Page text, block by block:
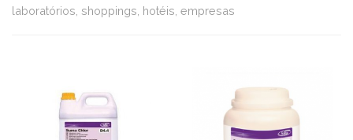
laboratórios, shoppings, hotéis, empresas